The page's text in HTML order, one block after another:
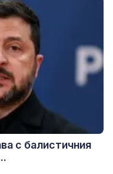
с балистичния